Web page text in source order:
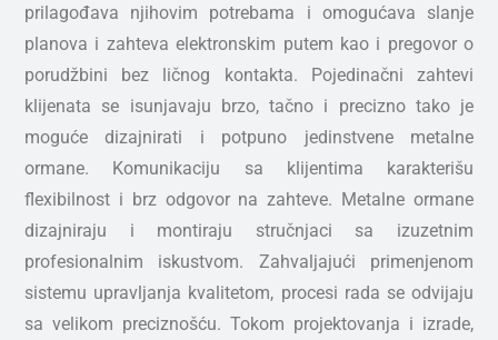
prilagođava njihovim potrebama i omogućava slanje
planova i zahteva elektronskim putem kao i pregovor o
porudžbini bez ličnog kontakta. Pojedinačni zahtevi
klijenata se isunjavaju brzo, tačno i precizno tako je
moguće dizajnirati i potpuno jedinstvene metalne
ormane. Komunikaciju sa klijentima karakterišu
flexibilnost i brz odgovor na zahteve. Metalne ormane
dizajniraju i montiraju stručnjaci sa izuzetnim
profesionalnim iskustvom. Zahvaljajući primenjenom
sistemu upravljanja kvalitetom, procesi rada se odvijaju
sa velikom preciznošću. Tokom projektovanja i izrade,